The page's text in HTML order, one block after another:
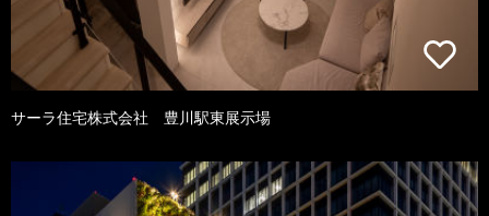
サーラ住宅株式会社 豊川駅東展示場